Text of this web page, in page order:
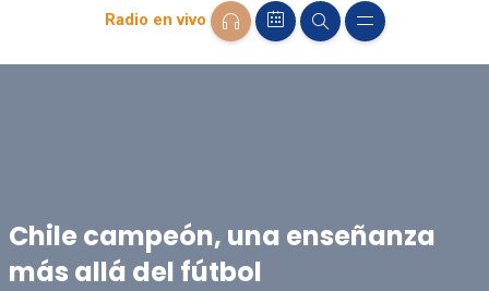
Radio en vivo
Chile campeón, una enseñanza
más allá del fútbol